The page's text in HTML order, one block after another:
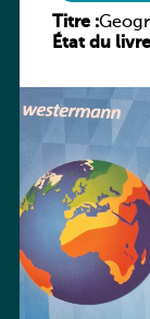
Titre :
Praxis
État du